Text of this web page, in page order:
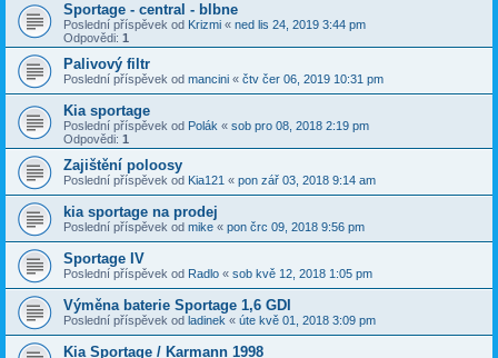
Sportage - central - blbne
Poslední příspěvek od Krizmi « ned lis 24, 2019 3:44 pm
Odpovědi: 1
Palivový filtr
Poslední příspěvek od mancini « čtv čer 06, 2019 10:31 pm
Kia sportage
Poslední příspěvek od Polák « sob pro 08, 2018 2:19 pm
Odpovědi: 1
Zajištění poloosy
Poslední příspěvek od Kia121 « pon zář 03, 2018 9:14 am
kia sportage na prodej
Poslední příspěvek od mike « pon črc 09, 2018 9:56 pm
Sportage IV
Poslední příspěvek od Radlo « sob kvě 12, 2018 1:05 pm
Výměna baterie Sportage 1,6 GDI
Poslední příspěvek od ladinek « úte kvě 01, 2018 3:09 pm
Kia Sportage / Karmann 1998